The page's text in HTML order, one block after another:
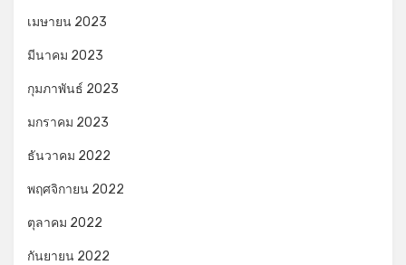
เมษายน 2023
มีนาคม 2023
กุมภาพันธ์ 2023
มกราคม 2023
ธันวาคม 2022
พฤศจิกายน 2022
ตุลาคม 2022
กันยายน 2022